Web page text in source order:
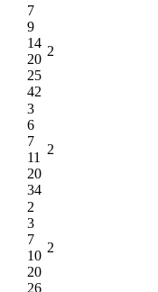
7
9
14
20
25
42
2
3
6
7
11
20
34
2
2
3
7
10
20
26
2